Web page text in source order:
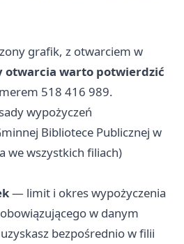
grafik, z otwarciem w
otwarcia warto potwierdzić
518 416 989.
wypożyczeń
Bibliotece Publicznej w
we wszystkich filiach)
— limit i okres wypożyczenia
w danym
bezpośrednio w filii